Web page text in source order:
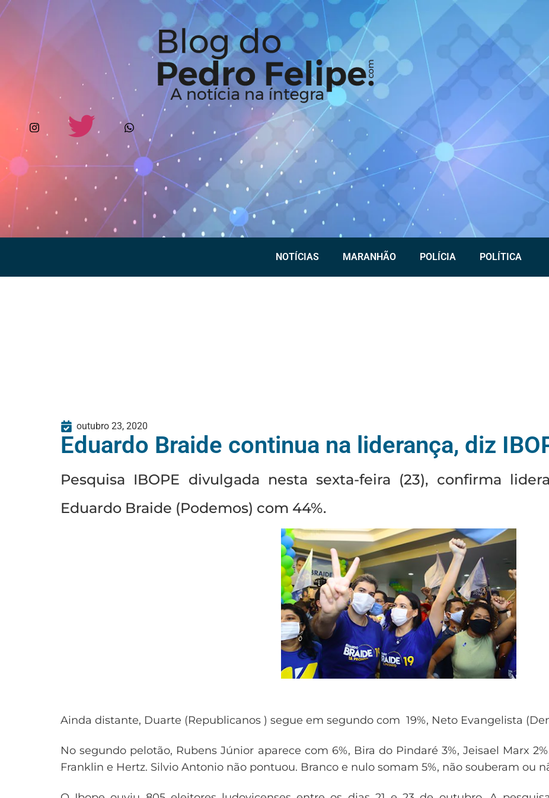
NOTÍCIAS MARANHÃO POLÍCIA POLÍTICA
outubro 23, 2020
Eduardo Braide continua na liderança, diz
Pesquisa IBOPE divulgada nesta sexta-feira (23), confirma
Eduardo Braide (Podemos) com 44%.
Ainda distante, Duarte (Republicanos ) segue em segundo com 19%, Neto Evangelista
No segundo pelotão, Rubens Júnior aparece com 6%, Bira do Pindaré 3%, Jeisael Marx
Franklin e Hertz. Silvio Antonio não pontuou. Branco e nulo somam 5%, não souberam ou